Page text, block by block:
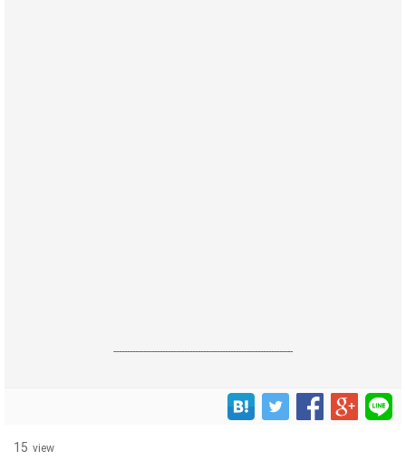
------------------------------------------------------------------
15 view